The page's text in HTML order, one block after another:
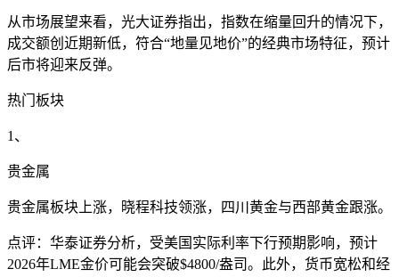
从市场展望来看，光大证券指出，指数在缩量回升的情况下，
成交额创近期新低，符合“地量见地价”的经典市场特征，预计
后市将迎来反弹。
热门板块
1、
贵金属
贵金属板块上涨，晓程科技领涨，四川黄金与西部黄金跟涨。
点评：华泰证券分析，受美国实际利率下行预期影响，预计
2026年LME金价可能会突破$4800/盎司。此外，货币宽松和经